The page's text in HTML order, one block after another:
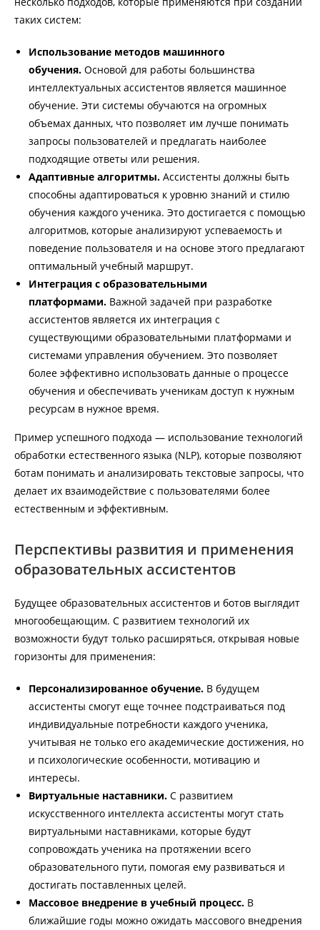
таких систем:
Использование методов машинного
обучения. Основой для работы большинства
интеллектуальных ассистентов является машинное
обучение. Эти системы обучаются на огромных
объемах данных, что позволяет им лучше понимать
запросы пользователей и предлагать наиболее
подходящие ответы или решения.
Адаптивные алгоритмы. Ассистенты должны быть
способны адаптироваться к уровню знаний и стилю
обучения каждого ученика. Это достигается с помощью
алгоритмов, которые анализируют успеваемость и
поведение пользователя и на основе этого предлагают
оптимальный учебный маршрут.
Интеграция с образовательными
платформами. Важной задачей при разработке
ассистентов является их интеграция с
существующими образовательными платформами и
системами управления обучением. Это позволяет
более эффективно использовать данные о процессе
обучения и обеспечивать ученикам доступ к нужным
ресурсам в нужное время.
Пример успешного подхода — использование технологий
обработки естественного языка (NLP), которые позволяют
ботам понимать и анализировать текстовые запросы, что
делает их взаимодействие с пользователями более
естественным и эффективным.
Перспективы развития и применения
образовательных ассистентов
Будущее образовательных ассистентов и ботов выглядит
многообещающим. С развитием технологий их
возможности будут только расширяться, открывая новые
горизонты для применения:
Персонализированное обучение. В будущем
ассистенты смогут еще точнее подстраиваться под
индивидуальные потребности каждого ученика,
учитывая не только его академические достижения, но
и психологические особенности, мотивацию и
интересы.
Виртуальные наставники. С развитием
искусственного интеллекта ассистенты могут стать
виртуальными наставниками, которые будут
сопровождать ученика на протяжении всего
образовательного пути, помогая ему развиваться и
достигать поставленных целей.
Массовое внедрение в учебный процесс. В
ближайшие годы можно ожидать массового внедрения